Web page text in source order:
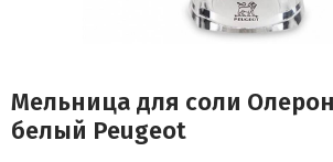
Мельница для соли
белый Peugeot